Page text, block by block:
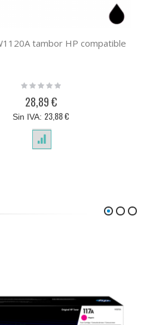
tambor HP compatible
Rating:
28,89 €
23,88 €